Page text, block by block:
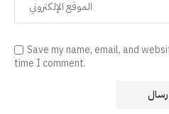
Save my name, email, and
time I comment.